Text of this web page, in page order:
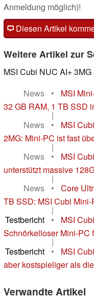
Anmeldung möglich)!
Diesen Artikel
Weitere Artikel zur
MSI Cubi NUC AI+
News
•
MSI
32 GB RAM, 1 TB SSD
|
News
•
MSI
2MG: Mini-PC ist fast
|
News
•
MSI
unterstützt massive
|
News
•
Core
TB SSD: MSI Cubi
|
Testbericht
•
MSI
Schnörkelloser Mini-PC
|
Testbericht
•
MSI
aber kostspieliger als
Verwandte Artikel